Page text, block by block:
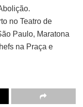
no Teatro de
Paulo, Maratona
na Praça e